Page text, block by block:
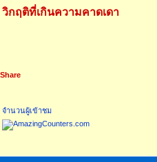
วิกฤติที่เกินความคาดเดา
Share
จำนวนผู้เข้าชม